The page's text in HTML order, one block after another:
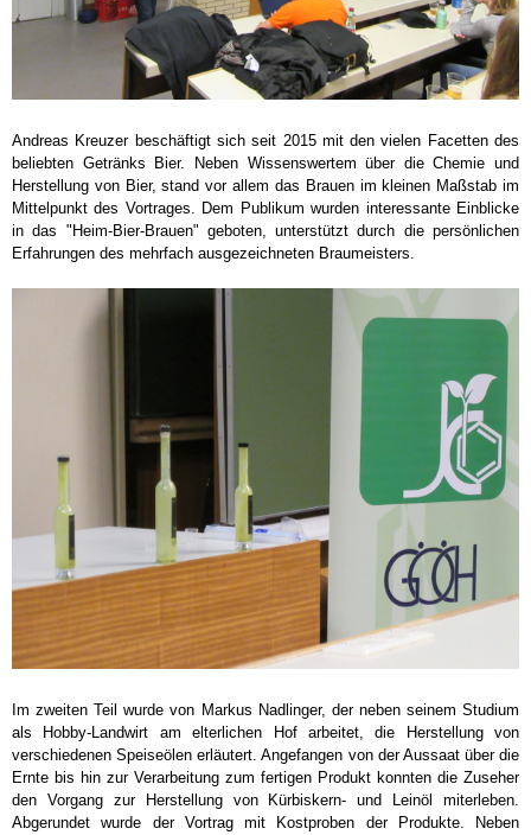
Andreas Kreuzer beschäftigt sich seit 2015 mit den vielen Facetten des
beliebten Getränks Bier. Neben Wissenswertem über die Chemie und
Herstellung von Bier, stand vor allem das Brauen im kleinen Maßstab im
Mittelpunkt des Vortrages. Dem Publikum wurden interessante Einblicke
in das "Heim-Bier-Brauen" geboten, unterstützt durch die persönlichen
Erfahrungen des mehrfach ausgezeichneten Braumeisters.
Im zweiten Teil wurde von Markus Nadlinger, der neben seinem Studium
als Hobby-Landwirt am elterlichen Hof arbeitet, die Herstellung von
verschiedenen Speiseölen erläutert. Angefangen von der Aussaat über die
Ernte bis hin zur Verarbeitung zum fertigen Produkt konnten die Zuseher
den Vorgang zur Herstellung von Kürbiskern- und Leinöl miterleben.
Abgerundet wurde der Vortrag mit Kostproben der Produkte. Neben